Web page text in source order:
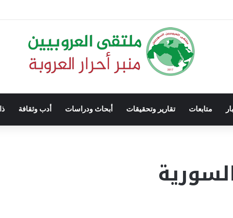
متابعات تقارير وتحقيقات أبحاث ودراسات أدب وثقافة